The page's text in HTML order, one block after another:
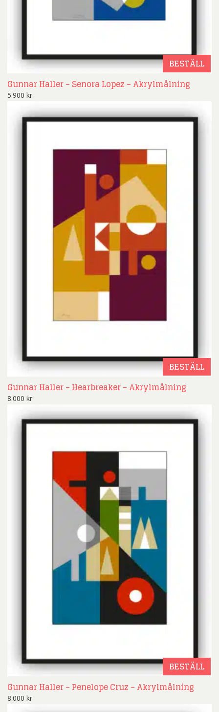
BESTÄLL
Gunnar Haller – Senora Lopez – Akrylmålning
5.900 kr
BESTÄLL
Gunnar Haller – Hearbreaker – Akrylmålning
8.000 kr
BESTÄLL
Gunnar Haller – Penelope Cruz – Akrylmålning
8.000 kr